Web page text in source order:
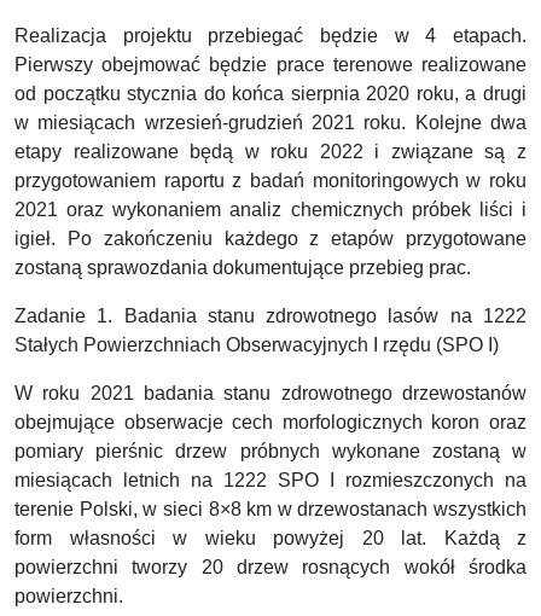
Realizacja projektu przebiegać będzie w 4 etapach.
Pierwszy obejmować będzie prace terenowe realizowane
od początku stycznia do końca sierpnia 2020 roku, a drugi
w miesiącach wrzesień-grudzień 2021 roku. Kolejne dwa
etapy realizowane będą w roku 2022 i związane są z
przygotowaniem raportu z badań monitoringowych w roku
2021 oraz wykonaniem analiz chemicznych próbek liści i
igieł. Po zakończeniu każdego z etapów przygotowane
zostaną sprawozdania dokumentujące przebieg prac.
Zadanie 1. Badania stanu zdrowotnego lasów na 1222
Stałych Powierzchniach Obserwacyjnych I rzędu (SPO I)
W roku 2021 badania stanu zdrowotnego drzewostanów
obejmujące obserwacje cech morfologicznych koron oraz
pomiary pierśnic drzew próbnych wykonane zostaną w
miesiącach letnich na 1222 SPO I rozmieszczonych na
terenie Polski, w sieci 8×8 km w drzewostanach wszystkich
form własności w wieku powyżej 20 lat. Każdą z
powierzchni tworzy 20 drzew rosnących wokół środka
powierzchni.